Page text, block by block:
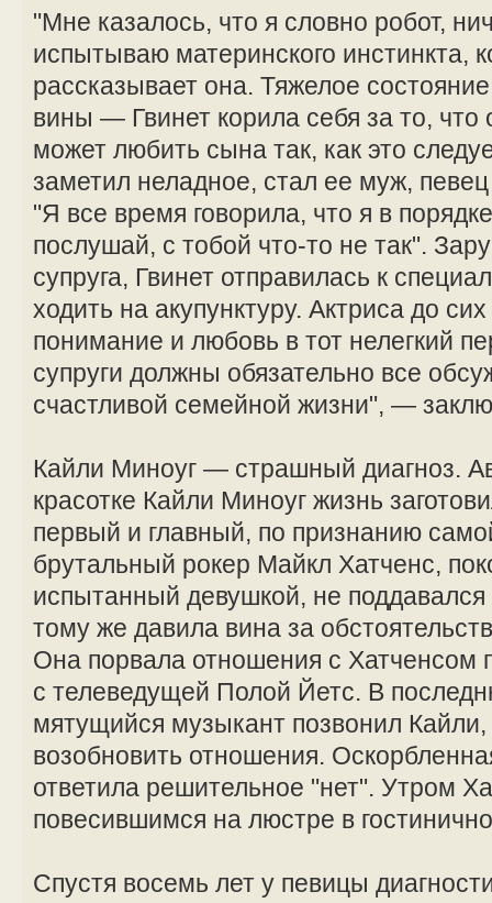
"Мне казалось, что я словно робот,
испытываю материнского инстинкта,
рассказывает она. Тяжелое
вины — Гвинет корила себя за то, что
может любить сына так, как это
заметил неладное, стал ее муж,
"Я все время говорила, что я в
послушай, с тобой что-то не так".
супруга, Гвинет отправилась к
ходить на акупунктуру. Актриса до
понимание и любовь в тот нелегкий
супруги должны обязательно все
счастливой семейной жизни", —
Кайли Миноуг — страшный диагноз.
красотке Кайли Миноуг жизнь
первый и главный, по признанию
брутальный рокер Майкл Хатченс,
испытанный девушкой, не
тому же давила вина за
Она порвала отношения с Хатченсом
с телеведущей Полой Йетс. В
мятущийся музыкант позвонил Кайли,
возобновить отношения.
ответила решительное "нет". Утром
повесившимся на люстре в
Спустя восемь лет у певицы